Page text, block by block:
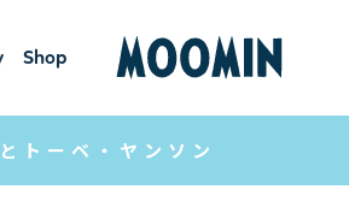
Shop
ショ
ップ
トーベ・ヤンソン